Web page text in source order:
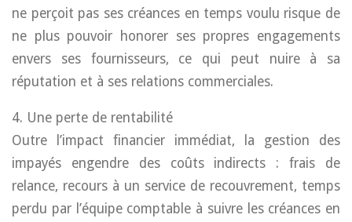
ne perçoit pas ses créances en temps voulu risque de
ne plus pouvoir honorer ses propres engagements
envers ses fournisseurs, ce qui peut nuire à sa
réputation et à ses relations commerciales.
4. Une perte de rentabilité
Outre l’impact financier immédiat, la gestion des
impayés engendre des coûts indirects : frais de
relance, recours à un service de recouvrement, temps
perdu par l’équipe comptable à suivre les créances en